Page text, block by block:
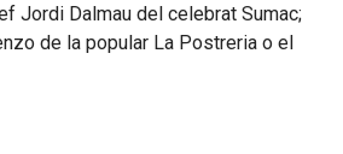
Jordi Dalmau del celebrat Sumac;
de la popular La Postreria o el